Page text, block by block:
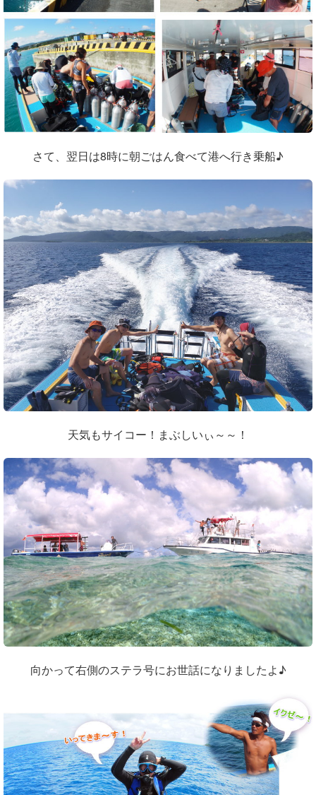
さて、翌日は8時に朝ごはん食べて港へ行き乗船♪
天気もサイコー！まぶしいぃ～～！
向かって右側のステラ号にお世話になりましたよ♪